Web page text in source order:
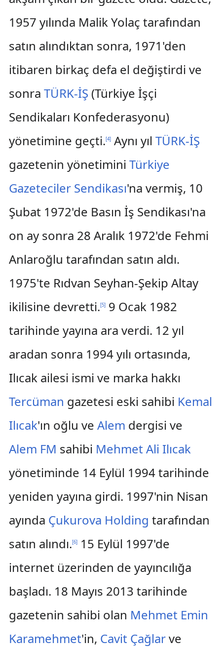
1957 yılında Malik Yolaç tarafından
satın alındıktan sonra, 1971'den
itibaren birkaç defa el değiştirdi ve
sonra TÜRK-İŞ (Türkiye İşçi
Sendikaları Konfederasyonu)
yönetimine geçti.[4]Aynı yıl TÜRK-İŞ
gazetenin yönetimini Türkiye
Gazeteciler Sendikası'na vermiş, 10
Şubat 1972'de Basın İş Sendikası'na
on ay sonra 28 Aralık 1972'de Fehmi
Anlaroğlu tarafından satın aldı.
1975'te Rıdvan Seyhan-Şekip Altay
ikilisine devretti.[5]9 Ocak 1982
tarihinde yayına ara verdi. 12 yıl
aradan sonra 1994 yılı ortasında,
Ilıcak ailesi ismi ve marka hakkı
Tercüman gazetesi eski sahibi Kemal
Ilıcak'ın oğlu ve Alem dergisi ve
Alem FM sahibi Mehmet Ali Ilıcak
yönetiminde 14 Eylül 1994 tarihinde
yeniden yayına girdi. 1997'nin Nisan
ayında Çukurova Holding tarafından
satın alındı.[6]15 Eylül 1997'de
internet üzerinden de yayıncılığa
başladı. 18 Mayıs 2013 tarihinde
gazetenin sahibi olan Mehmet Emin
Karamehmet'in, Cavit Çağlarve